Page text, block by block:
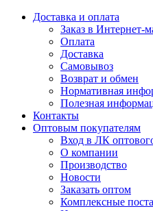
Доставка и оплата
Заказ в Интернет-
Оплата
Доставка
Самовывоз
Возврат и обмен
Нормативная
Полезная
Контакты
Оптовым покупателям
Вход в ЛК
О компании
Производство
Новости
Заказать оптом
Комплексные